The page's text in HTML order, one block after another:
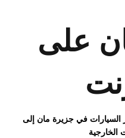
على
في جزيرة مان إلى